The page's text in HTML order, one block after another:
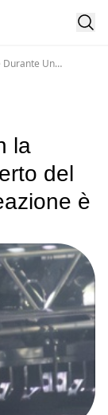
Durante Un
la
del
è